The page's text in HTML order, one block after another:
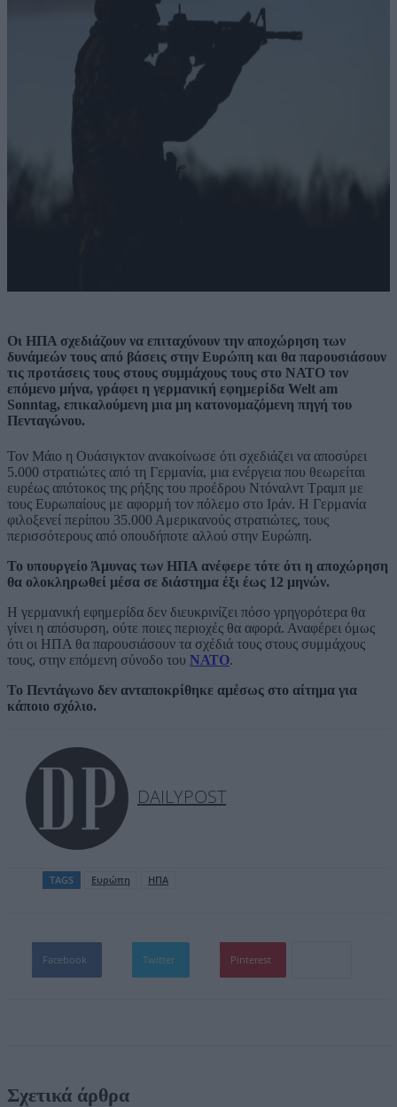
Οι ΗΠΑ σχεδιάζουν να επιταχύνουν την αποχώρηση των
δυνάμεών τους από βάσεις στην Ευρώπη και θα παρουσιάσουν
τις προτάσεις τους στους συμμάχους τους στο ΝΑΤΟ τον
επόμενο μήνα, γράφει η γερμανική εφημερίδα Welt am
Sonntag, επικαλούμενη μια μη κατονομαζόμενη πηγή του
Πενταγώνου.
Τον Μάιο η Ουάσιγκτον ανακοίνωσε ότι σχεδιάζει να αποσύρει
5.000 στρατιώτες από τη Γερμανία, μια ενέργεια που θεωρείται
ευρέως απότοκος της ρήξης του προέδρου Ντόναλντ Τραμπ με
τους Ευρωπαίους με αφορμή τον πόλεμο στο Ιράν. Η Γερμανία
φιλοξενεί περίπου 35.000 Αμερικανούς στρατιώτες, τους
περισσότερους από οπουδήποτε αλλού στην Ευρώπη.
Το υπουργείο Άμυνας των ΗΠΑ ανέφερε τότε ότι η αποχώρηση
θα ολοκληρωθεί μέσα σε διάστημα έξι έως 12 μηνών.
Η γερμανική εφημερίδα δεν διευκρινίζει πόσο γρηγορότερα θα
γίνει η απόσυρση, ούτε ποιες περιοχές θα αφορά. Αναφέρει όμως
ότι οι ΗΠΑ θα παρουσιάσουν τα σχέδιά τους στους συμμάχους
τους, στην επόμενη σύνοδο του ΝΑΤΟ.
Το Πεντάγωνο δεν ανταποκρίθηκε αμέσως στο αίτημα για
κάποιο σχόλιο.
DAILYPOST
TAGS Ευρώπη ΗΠΑ
Facebook Twitter Pinterest
Σχετικά άρθρα